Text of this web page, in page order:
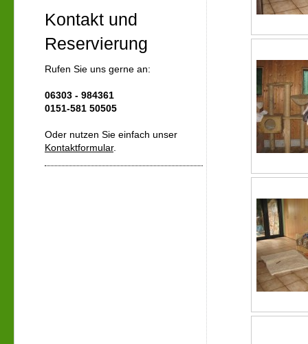
Kontakt und
Reservierung
Rufen Sie uns gerne an:
06303 - 984361
0151-581 50505
Oder nutzen Sie einfach unser
Kontaktformular.